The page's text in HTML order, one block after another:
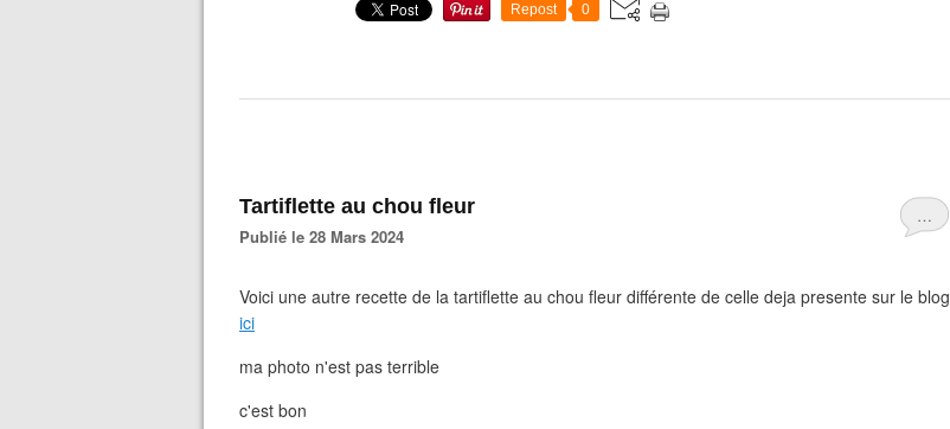
Repost 0
…
Tartiflette au chou fleur
Publié le 28 Mars 2024
Voici une autre recette de la tartiflette au chou fleur différente de celle deja presente sur le blog
ici
ma photo n'est pas terrible
c'est bon